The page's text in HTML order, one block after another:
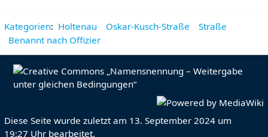
Kategorien: Holtenau Oskar-Kusch-Straße
Straße
Benannt nach Offizier
Diese Seite wurde zuletzt am 13. September 2024 um
19:27 Uhr bearbeitet.